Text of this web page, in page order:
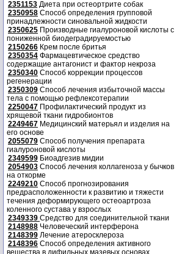
2351153 Диета при остеортрите собак
2350958 Способ определения групповой
принадлежности синовальной жидкости
2350625 Производные гиалуроновой кислоты с
пониженной биодеградируемостью
2150266 Крем после бритья
2350354 Фармацевтическое средство
содержащие антагонист и фактор некроза
2350340 Способ коррекции процессов
регенерации
2350309 Способ лечения избыточной массы
тела с помощью рефлексотерапии
2250047 Профилактический продукт из
хрящевой ткани гидробионтов
2249467 Медицинский матерьял и изделия на
его основе
2055079 Способ получения препарата
гиалуроновой кислоты
2349599 Биоадгезив мидии
2054903 Способ лечения коллагеноза у бычков
на откорме
2249210 Способ прогнозирования
предрасположенности к развитию и тяжести
течения деформирующего остеоартроза
коленного сустава у взрослых
2349339 Средство для соединительной ткани
2148988 Человеческий интерферона
2148399 Лечение атеросклероза
2148396 Способ определения активного
вещества в дифильных мазевых основах